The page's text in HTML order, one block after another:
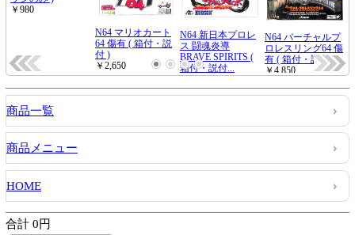
商品一覧
商品メニュー
HOME
合計 0円